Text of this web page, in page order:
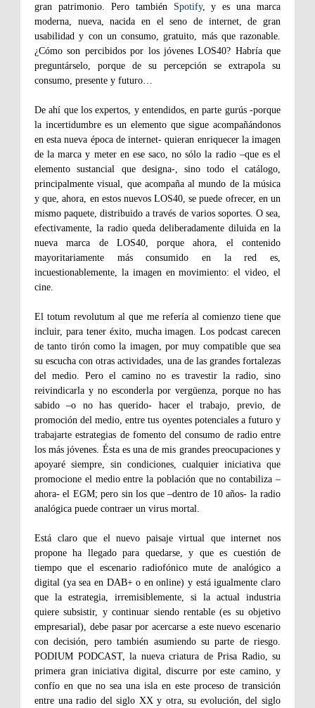
gran patrimonio. Pero también Spotify, y es una marca
moderna, nueva, nacida en el seno de internet, de gran
usabilidad y con un consumo, gratuito, más que razonable.
¿Cómo son percibidos por los jóvenes LOS40? Habría que
preguntárselo, porque de su percepción se extrapola su
consumo, presente y futuro…
De ahí que los expertos, y entendidos, en parte gurús -porque
la incertidumbre es un elemento que sigue acompañándonos
en esta nueva época de internet- quieran enriquecer la imagen
de la marca y meter en ese saco, no sólo la radio –que es el
elemento sustancial que designa-, sino todo el catálogo,
principalmente visual, que acompaña al mundo de la música
y que, ahora, en estos nuevos LOS40, se puede ofrecer, en un
mismo paquete, distribuido a través de varios soportes. O sea,
efectivamente, la radio queda deliberadamente diluida en la
nueva marca de LOS40, porque ahora, el contenido
mayoritariamente más consumido en la red es,
incuestionablemente, la imagen en movimiento: el video, el
cine.
El totum revolutum al que me refería al comienzo tiene que
incluir, para tener éxito, mucha imagen. Los podcast carecen
de tanto tirón como la imagen, por muy compatible que sea
su escucha con otras actividades, una de las grandes fortalezas
del medio. Pero el camino no es travestir la radio, sino
reivindicarla y no esconderla por vergüenza, porque no has
sabido –o no has querido- hacer el trabajo, previo, de
promoción del medio, entre tus oyentes potenciales a futuro y
trabajarte estrategias de fomento del consumo de radio entre
los más jóvenes. Ésta es una de mis grandes preocupaciones y
apoyaré siempre, sin condiciones, cualquier iniciativa que
promocione el medio entre la población que no contabiliza –
ahora- el EGM; pero sin los que –dentro de 10 años- la radio
analógica puede contraer un virus mortal.
Está claro que el nuevo paisaje virtual que internet nos
propone ha llegado para quedarse, y que es cuestión de
tiempo que el escenario radiofónico mute de analógico a
digital (ya sea en DAB+ o en online) y está igualmente claro
que la estrategia, irremisiblemente, si la actual industria
quiere subsistir, y continuar siendo rentable (es su objetivo
empresarial), debe pasar por acercarse a este nuevo escenario
con decisión, pero también asumiendo su parte de riesgo.
PODIUM PODCAST, la nueva criatura de Prisa Radio, su
primera gran iniciativa digital, discurre por este camino, y
confío en que no sea una isla en este proceso de transición
entre una radio del siglo XX y otra, su evolución, del siglo